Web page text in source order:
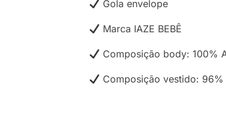
Gola envelope
Marca IAZE BEBÊ
Composição body: 100%
Composição vestido: